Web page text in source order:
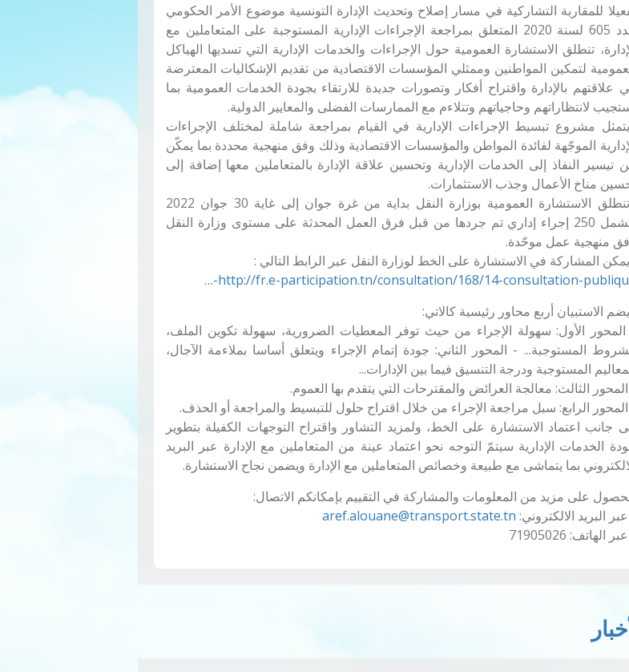
للمقاربة التشاركية في مسار إصلاح وتحديث الإدارة التونسية موضوع الأمر الحكومي
عدد 605 لسنة 2020 المتعلق بمراجعة الإجراءات الإدارية المستوجبة على المتعاملين مع
تنطلق الاستشارة العمومية حول الإجراءات والخدمات الإدارية التي تسديها الهياكل
لتمكين المواطنين وممثلي المؤسسات الاقتصادية من تقديم الإشكاليات المعترضة
علاقتهم بالإدارة واقتراح أفكار وتصورات جديدة للارتقاء بجودة الخدمات العمومية بما
لانتظاراتهم وحاجياتهم وتتلاءم مع الممارسات الفضلى والمعايير الدولية.
مشروع تبسيط الإجراءات الإدارية في القيام بمراجعة شاملة لمختلف الإجراءات
الموجّهة لفائدة المواطن والمؤسسات الاقتصادية وذلك وفق منهجية محددة بما يمكّن
تيسير النفاذ إلى الخدمات الإدارية وتحسين علاقة الإدارة بالمتعاملين معها إضافة إلى
مناخ الأعمال وجذب الاستثمارات.
وتنطلق الاستشارة العمومية بوزارة النقل بداية من غرة جوان إلى غاية 30 جوان 2022
لتشمل 250 إجراء إداري تم جردها من قبل فرق العمل المحدثة على مستوى وزارة النقل
منهجية عمل موحّدة.
المشاركة في الاستشارة على الخط لوزارة النقل عبر الرابط التالي :
http://fr.e-participation.tn/consultation/168/14-consultation-
الاستبيان أربع محاور رئيسية كالاتي:
الأول: سهولة الإجراء من حيث توفر المعطيات الضرورية، سهولة تكوين الملف،
المستوجبة... - المحور الثاني: جودة إتمام الإجراء ويتعلق أساسا بملاءمة الآجال،
المستوجبة ودرجة التنسيق فيما بين الإدارات...
الثالث: معالجة العرائض والمقترحات التي يتقدم بها العموم.
الرابع: سبل مراجعة الإجراء من خلال اقتراح حلول للتبسيط والمراجعة أو الحذف.
جانب اعتماد الاستشارة على الخط، ولمزيد التشاور واقتراح التوجهات الكفيلة بتطوير
الخدمات الإدارية سيتمّ التوجه نحو اعتماد عينة من المتعاملين مع الإدارة عبر البريد
بما يتماشى مع طبيعة وخصائص المتعاملين مع الإدارة ويضمن نجاح الاستشارة.
على مزيد من المعلومات والمشاركة في التقييم بإمكانكم الاتصال:
البريد الالكتروني: aref.alouane@transport.state.tn
الهاتف: 71905026